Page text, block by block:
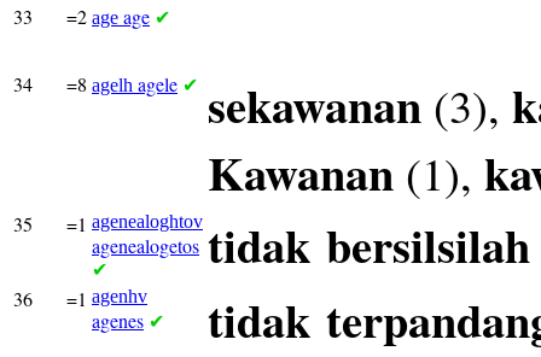
33 =2 age age ✔
34 =8 agelh agele ✔ sekawanan (3),
Kawanan (1),
35 =1 agenealoghtov
agenealogetos
✔ tidak bersilsilah
36 =1 agenhv
agenes ✔ tidak